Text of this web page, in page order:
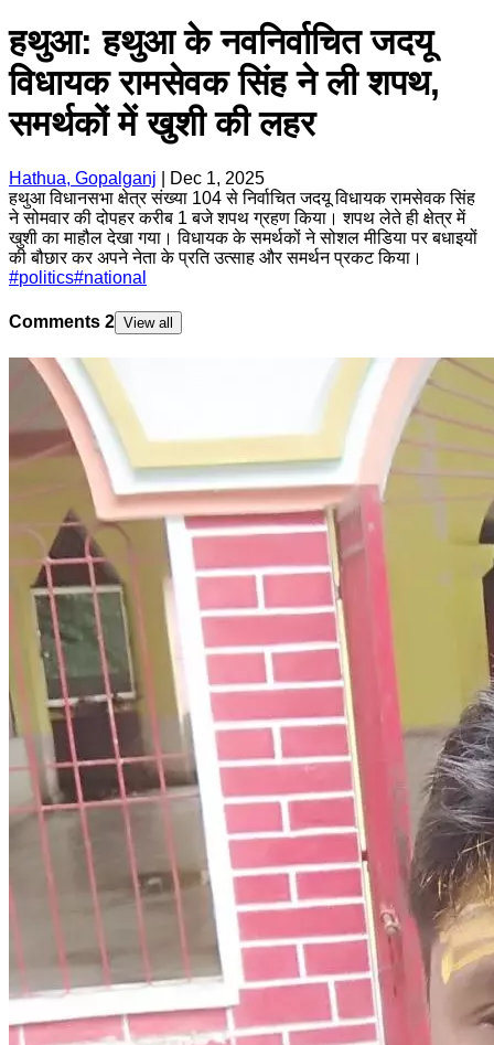
हथुआ: हथुआ के नवनिर्वाचित जदयू
विधायक रामसेवक सिंह ने ली शपथ,
समर्थकों में खुशी की लहर
Hathua, Gopalganj
Dec 1, 2025
हथुआ विधानसभा क्षेत्र संख्या 104 से निर्वाचित जदयू विधायक रामसेवक सिंह
ने सोमवार की दोपहर करीब 1 बजे शपथ ग्रहण किया। शपथ लेते ही क्षेत्र में
खुशी का माहौल देखा गया। विधायक के समर्थकों ने सोशल मीडिया पर बधाइयों
की बौछार कर अपने नेता के प्रति उत्साह और समर्थन प्रकट किया।
#politics#national
Comments 2 View all